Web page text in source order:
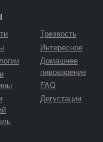
Трезвость
Интересное
Домашнее
пивоварение
FAQ
Дегустации